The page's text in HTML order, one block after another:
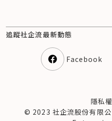
追蹤社企流最新動態
Facebook
隱私
© 2023 社企流股份有限